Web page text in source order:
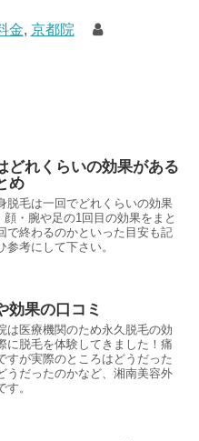
金, 京都院
どれくらいの効果がある
め
脱毛は一回でどれくらいの効果
・腕や足の1回目の効果をまと
で終わるのかといった目安も記
考にして下さい。
効果の口コミ
は医療機関のため永久脱毛の効
に脱毛を体験してきました！痛
すが実際のところはどうだった
うだったのかなど、湘南美容外
。